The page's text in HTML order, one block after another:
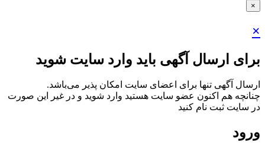
×
×
برای ارسال آگهی باید وارد سایت شوید
ارسال آگهی تنها برای اعضای سایت امکان پذیر می‌باشد.
چنانچه هم‌ اکنون عضو سایت هستید وارد شوید و در غیر این صورت
در سایت ثبت نام کنید
ورود